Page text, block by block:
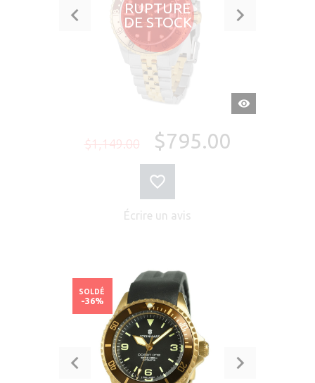
RUPTURE
DE STOCK
APERÇU
RAPIDE
$1,149.00 $795.00
Écrire un avis
SOLDÉ
-36%